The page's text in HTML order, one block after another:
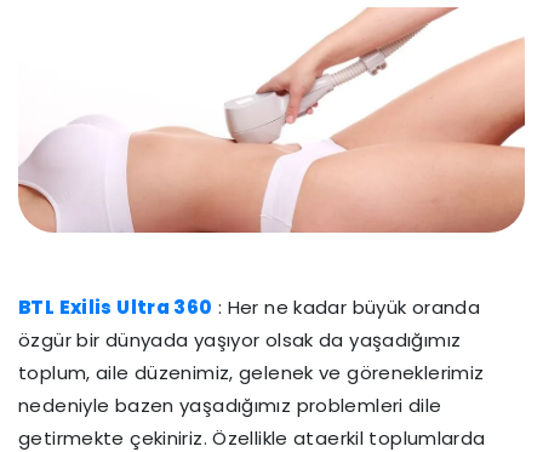
BTL Exilis Ultra 360 : Her ne kadar büyük oranda
özgür bir dünyada yaşıyor olsak da yaşadığımız
toplum, aile düzenimiz, gelenek ve göreneklerimiz
nedeniyle bazen yaşadığımız problemleri dile
getirmekte çekiniriz. Özellikle ataerkil toplumlarda